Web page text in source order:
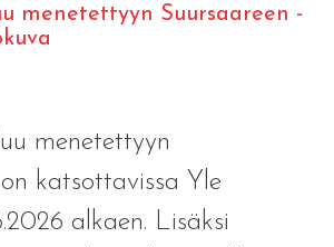
menetettyyn Suursaareen -
menetettyyn
katsottavissa Yle
alkaen. Lisäksi